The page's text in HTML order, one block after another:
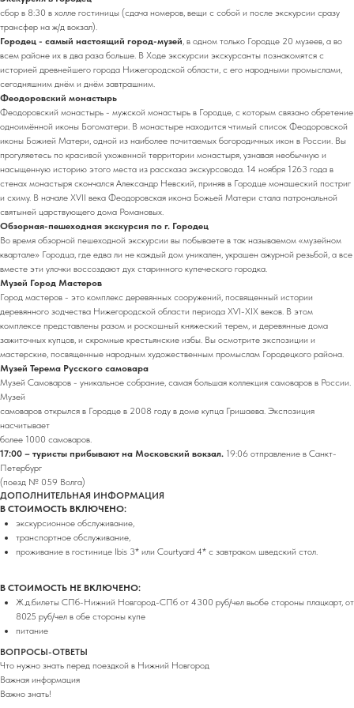
сбор в 8:30 в холле гостиницы (сдача номеров, вещи с собой и после экскурсии сразу
трансфер на ж/д вокзал).
Городец - самый настоящий город-музей, в одном только Городце 20 музеев, а во
всем районе их в два раза больше. В Ходе экскурсии экскурсанты познакомятся с
историей древнейшего города Нижегородской области, с его народными промыслами,
сегодняшним днём и днём завтрашним.
Феодоровский монастырь
Феодоровский монастырь - мужской монастырь в Городце, с которым связано обретение
одноимённой иконы Богоматери. В монастыре находится чтимый список Феодоровской
иконы Божией Матери, одной из наиболее почитаемых богородичных икон в России. Вы
прогуляетесь по красивой ухоженной территории монастыря, узнавая необычную и
насыщенную историю этого места из рассказа экскурсовода. 14 ноября 1263 года в
стенах монастыря скончался Александр Невский, приняв в Городце монашеский постриг
и схиму. В начале XVII века Феодоровская икона Божьей Матери стала патрональной
святыней царствующего дома Романовых.
Обзорная-пешеходная экскурсия по г. Городец
Во время обзорной пешеходной экскурсии вы побываете в так называемом «музейном
квартале» Городца, где едва ли не каждый дом уникален, украшен ажурной резьбой, а все
вместе эти улочки воссоздают дух старинного купеческого городка.
Музей Город Мастеров
Город мастеров - это комплекс деревянных сооружений, посвященный истории
деревянного зодчества Нижегородской области периода XVI-XIX веков. В этом
комплексе представлены разом и роскошный княжеский терем, и деревянные дома
зажиточных купцов, и скромные крестьянские избы. Вы осмотрите экспозиции и
мастерские, посвященные народным художественным промыслам Городецкого района.
Музей Терема Русского самовара
Музей Самоваров - уникальное собрание, самая большая коллекция самоваров в России.
Музей
самоваров открылся в Городце в 2008 году в доме купца Гришаева. Экспозиция
насчитывает
более 1000 самоваров.
17:00 – туристы прибывают на Московский вокзал. 19:06 отправление в Санкт-
Петербург
(поезд № 059 Волга)
ДОПОЛНИТЕЛЬНАЯ ИНФОРМАЦИЯ
В СТОИМОСТЬ ВКЛЮЧЕНО:
экскурсионное обслуживание,
транспортное обслуживание,
проживание в гостинице Ibis 3* или Courtyard 4* с завтраком шведский стол.
В СТОИМОСТЬ НЕ ВКЛЮЧЕНО:
Ж.д.билеты СПб-Нижний Новгород-СПб от 4300 руб/чел вьобе стороны плацкарт, от
8025 руб/чел в обе стороны купе
питание
ВОПРОСЫ-ОТВЕТЫ
Что нужно знать перед поездкой в Нижний Новгород
Важная информация
Важно знать!